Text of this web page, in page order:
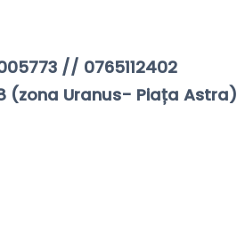
// 0765112402
(zona Uranus- Piața Astra)